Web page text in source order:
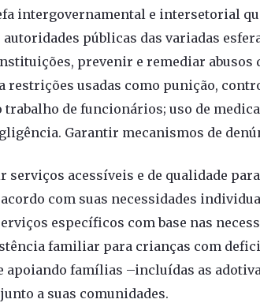
intergovernamental e intersetorial
públicas das variadas
prevenir e remediar abusos
restrições usadas como punição,
de funcionários; uso de
Garantir mecanismos de
serviços acessíveis e de qualidade
com suas necessidades
específicos com base nas
familiar para crianças com
apoiando famílias –incluídas as
a suas comunidades.